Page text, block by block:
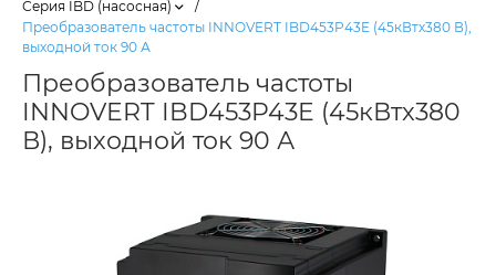
Серия IBD (насосная)
/
Преобразователь частоты INNOVERT IBD453P43E (45кВтx380 В),
выходной ток 90 А
Преобразователь частоты
INNOVERT IBD453P43E (45кВтx380
В), выходной ток 90 А